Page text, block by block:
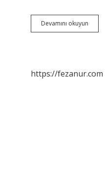
Devamını okuyun
Aim
https://fezanur.com